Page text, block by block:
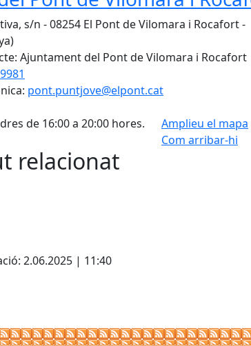
s/n - 08254 El Pont de Vilomara i Rocafort -
Ajuntament del Pont de Vilomara i Rocafort
pont.puntjove@elpont.cat
de 16:00 a 20:00 hores.
Amplieu el mapa
Com arribar-hi
Leaflet| ©OpenStreetMap
relacionat
2.06.2025 | 11:40